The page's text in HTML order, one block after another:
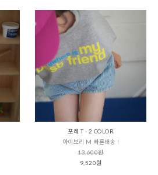
포레 T - 2 COLOR
아이보리 M 빠른배송 !
13,600원
9,520원